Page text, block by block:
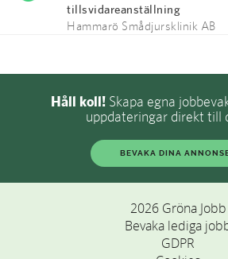
tillsvidareanställning
Hammarö Smådjursklinik AB
Håll koll! Skapa egna
uppdateringar direkt till
BEVAKA DINA
2026 Gröna Jobb
Bevaka lediga
GDPR